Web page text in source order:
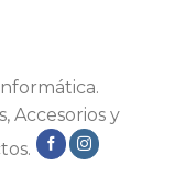
Accesorios y